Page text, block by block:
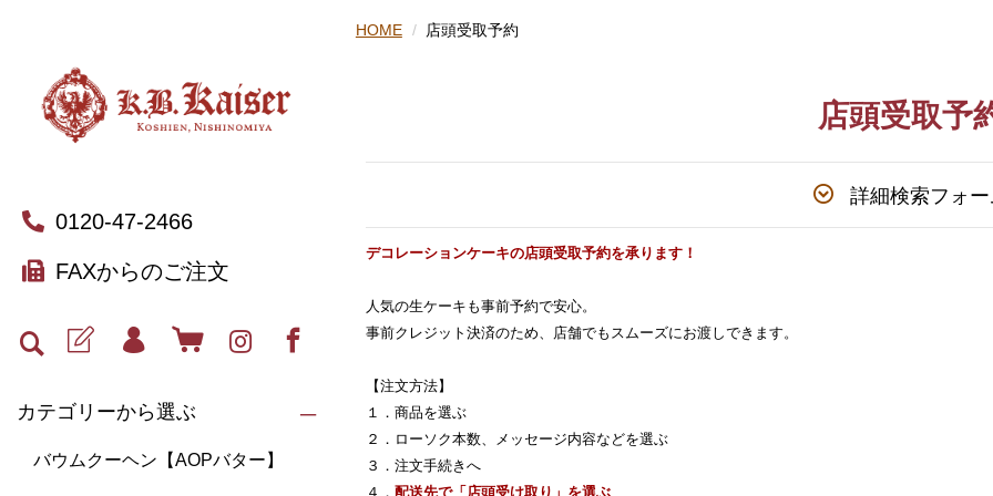
0120-47-2466
FAXからのご注文
カテゴリーから選ぶ
バウムクーヘン【AOPバター】
HOME 店頭受取予約
店頭受取予
詳細検索フォ
デコレーションケーキの店頭受取予約を承ります！
人気の生ケーキも事前予約で安心。
事前クレジット決済のため、店舗でもスムーズにお渡しできます。
【注文方法】
１．商品を選ぶ
２．ローソク本数、メッセージ内容などを選ぶ
３．注文手続きへ
４． 配送先で「店頭受け取り」を選ぶ